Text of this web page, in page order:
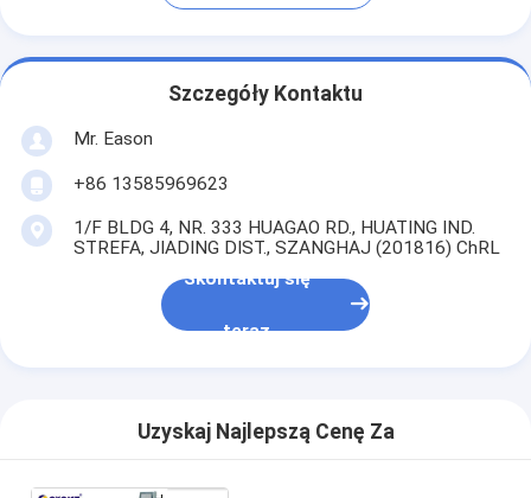
Szczegóły Kontaktu
Mr. Eason
+86 13585969623
1/F BLDG 4, NR. 333 HUAGAO RD., HUATING IND.
STREFA, JIADING DIST., SZANGHAJ (201816) ChRL
Skontaktuj się
teraz
Uzyskaj Najlepszą Cenę Za